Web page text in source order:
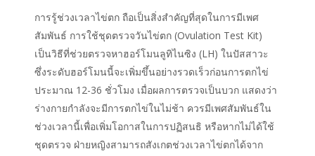
การรู้ช่วงเวลาไข่ตก ถือเป็นสิ่งสำคัญที่สุดในการมีเพศ
สัมพันธ์ การใช้ชุดตรวจวันไข่ตก (Ovulation Test Kit)
เป็นวิธีที่ช่วยตรวจหาฮอร์โมนลูทิไนซิง (LH) ในปัสสาวะ
ซึ่งระดับฮอร์โมนนี้จะเพิ่มขึ้นอย่างรวดเร็วก่อนการตกไข่
ประมาณ 12-36 ชั่วโมง เมื่อผลการตรวจเป็นบวก แสดงว่า
ร่างกายกำลังจะมีการตกไข่ในไม่ช้า ควรมีเพศสัมพันธ์ใน
ช่วงเวลานี้เพื่อเพิ่มโอกาสในการปฏิสนธิ หรือหากไม่ได้ใช้
ชุดตรวจ ฝ่ายหญิงสามารถสังเกตช่วงเวลาไข่ตกได้จาก